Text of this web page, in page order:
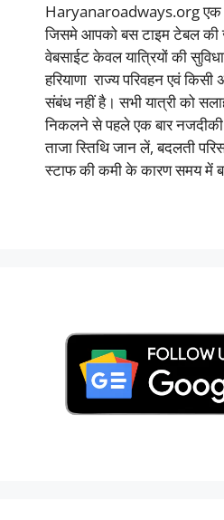
Haryanaroadways.org एक
जिसमे आपको बस टाइम टेबल की
वेबसाईट केवल यात्रियों की
हरियाणा राज्य परिवहन एवं
संबंध नहीं है। सभी यात्री को
निकलने से पहले एक बार
ताजा स्तिथि जान लें, बदलती
स्टाफ की कमी के कारण समय में